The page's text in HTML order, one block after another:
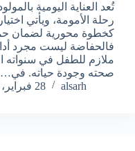
تُعد العناية اليومية
رحلة الأمومة، ويأتي
كخطوة محورية لضمان
فالحفاضة ليست مجرد
ملازم للطفل في سنواته
صحته وجودة حياته. في…
alsarh
28 فبراير، 2026